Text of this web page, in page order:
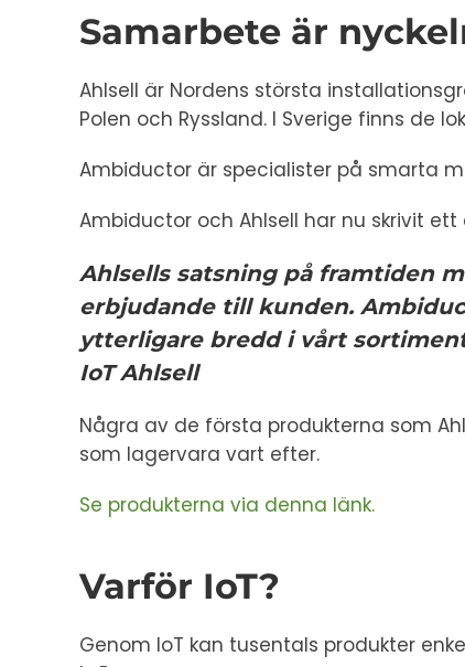
Samarbete är
Ahlsell är Nordens största
Polen och Ryssland. I Sverige finns de
Ambiductor är specialister på smarta
Ambiductor och Ahlsell har nu skrivit
Ahlsells satsning på framtiden
erbjudande till kunden.
ytterligare bredd i vårt
IoT Ahlsell
Några av de första produkterna som
som lagervara vart efter.
Se produkterna via denna länk.
Varför IoT?
Genom IoT kan tusentals produkter